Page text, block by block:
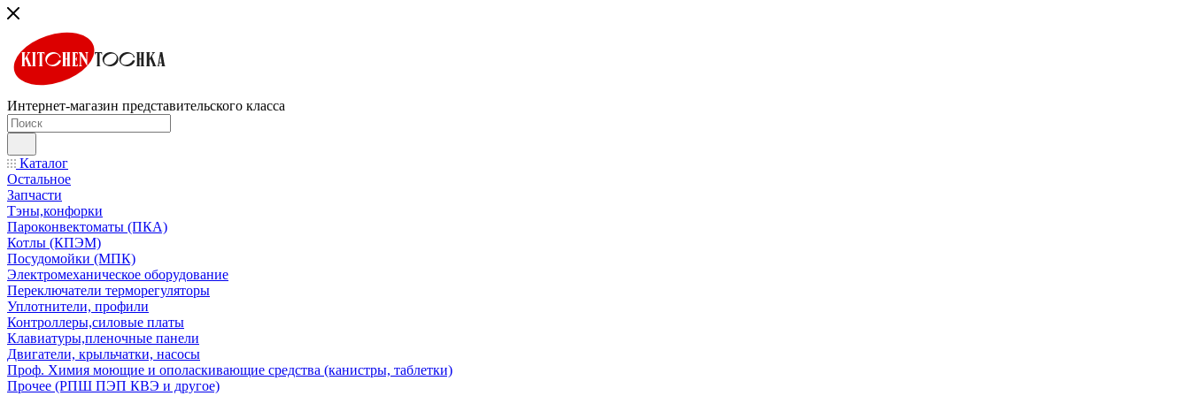
Интернет-магазин представительского класса
Каталог
Остальное
Запчасти
Тэны,конфорки
Пароконвектоматы (ПКА)
Котлы (КПЭМ)
Посудомойки (МПК)
Электромеханическое оборудование
Переключатели терморегуляторы
Уплотнители, профили
Контроллеры,силовые платы
Клавиатуры,пленочные панели
Двигатели, крыльчатки, насосы
Проф. Химия моющие и ополаскивающие средства (канистры, таблетки)
Прочее (РПШ ПЭП КВЭ и другое)